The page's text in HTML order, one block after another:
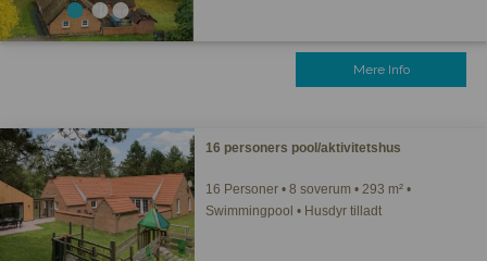
Mere Info
16 personers pool/aktivitetshus
16 Personer • 8 soverum • 293 m² •
Swimmingpool • Husdyr tilladt